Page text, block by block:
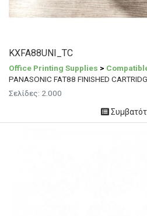
KXFA88UNI_TC
Office Printing Supplies >
PANASONIC FAT88 FINISHED
Σελίδες: 2.000